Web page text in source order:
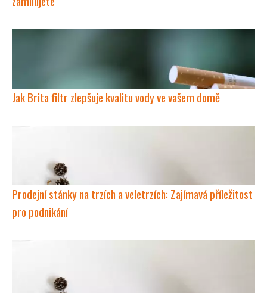
Jak Brita filtr zlepšuje kvalitu vody ve vašem domě
Prodejní stánky na trzích a veletrzích: Zajímavá příležitost
pro podnikání